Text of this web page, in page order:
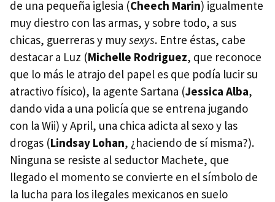
de una pequeña iglesia (Cheech Marin) igualmente
muy diestro con las armas, y sobre todo, a sus
chicas, guerreras y muysexys. Entre éstas, cabe
destacar a Luz (Michelle Rodriguez, que reconoce
que lo más le atrajo del papel es que podía lucir su
atractivo físico), la agente Sartana (Jessica Alba,
dando vida a una policía que se entrena jugando
con la Wii) y April, una chica adicta al sexo y las
drogas (Lindsay Lohan, ¿haciendo de sí misma?).
Ninguna se resiste al seductor Machete, que
llegado el momento se convierte en el símbolo de
la lucha para los ilegales mexicanos en suelo